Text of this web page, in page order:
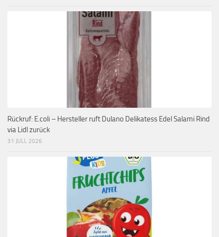
Rückruf: E.coli – Hersteller ruft Dulano Delikatess Edel Salami Rind
via Lidl zurück
31 JULI, 2026